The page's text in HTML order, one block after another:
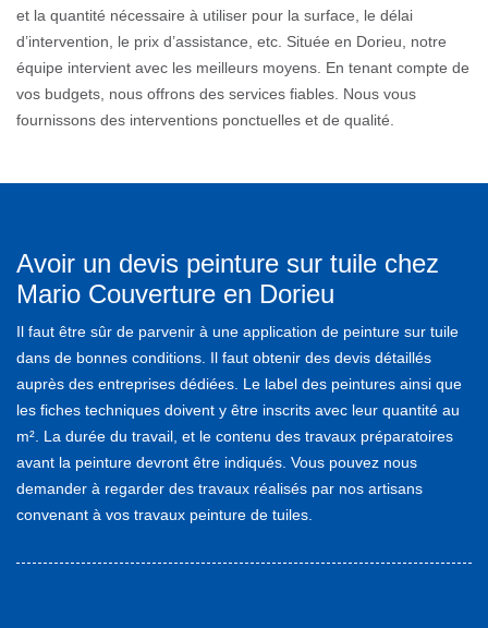
et la quantité nécessaire à utiliser pour la surface, le délai
d’intervention, le prix d’assistance, etc. Située en Dorieu, notre
équipe intervient avec les meilleurs moyens. En tenant compte de
vos budgets, nous offrons des services fiables. Nous vous
fournissons des interventions ponctuelles et de qualité.
Avoir un devis peinture sur tuile chez
Mario Couverture en Dorieu
Il faut être sûr de parvenir à une application de peinture sur tuile
dans de bonnes conditions. Il faut obtenir des devis détaillés
auprès des entreprises dédiées. Le label des peintures ainsi que
les fiches techniques doivent y être inscrits avec leur quantité au
m². La durée du travail, et le contenu des travaux préparatoires
avant la peinture devront être indiqués. Vous pouvez nous
demander à regarder des travaux réalisés par nos artisans
convenant à vos travaux peinture de tuiles.